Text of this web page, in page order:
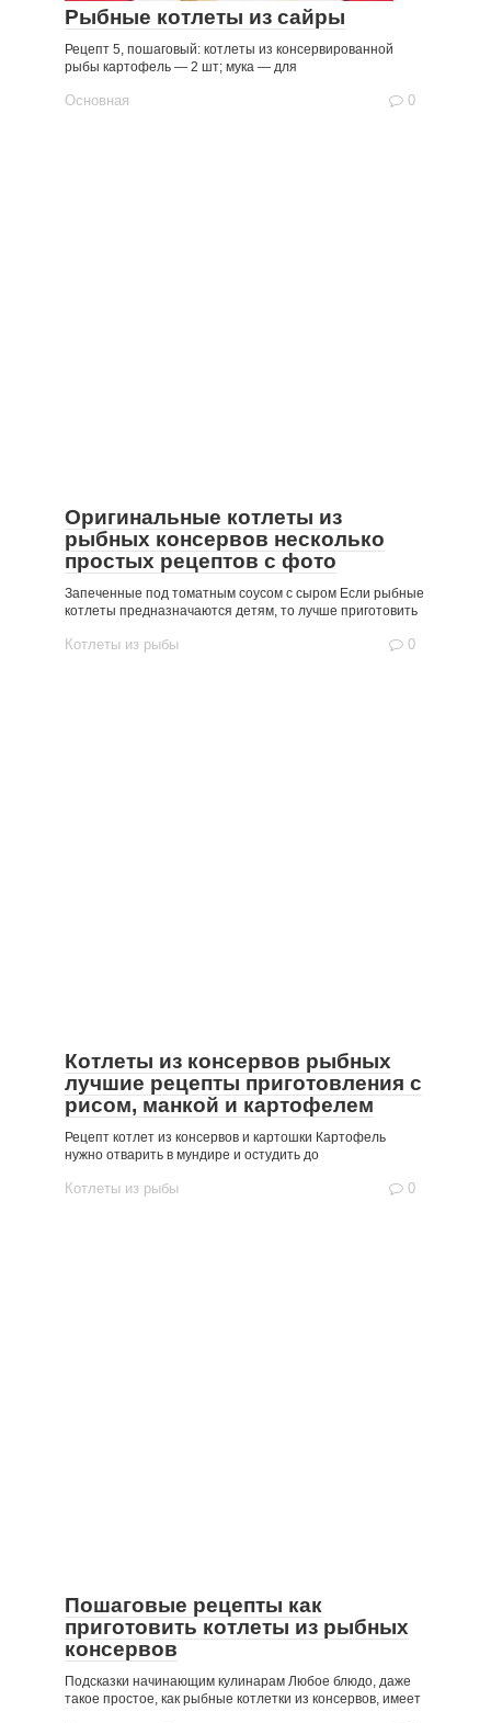
Рыбные котлеты из сайры
Рецепт 5, пошаговый: котлеты из консервированной
рыбы картофель — 2 шт; мука — для
Основная 0
Оригинальные котлеты из
рыбных консервов несколько
простых рецептов с фото
Запеченные под томатным соусом с сыром Если рыбные
котлеты предназначаются детям, то лучше приготовить
Котлеты из рыбы 0
Котлеты из консервов рыбных
лучшие рецепты приготовления с
рисом, манкой и картофелем
Рецепт котлет из консервов и картошки Картофель
нужно отварить в мундире и остудить до
Котлеты из рыбы 0
Пошаговые рецепты как
приготовить котлеты из рыбных
консервов
Подсказки начинающим кулинарам Любое блюдо, даже
такое простое, как рыбные котлетки из консервов, имеет